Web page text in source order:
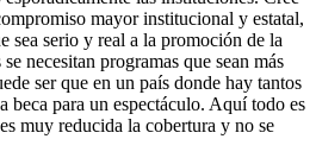
mayor institucional y estatal,
sea serio y real a la promoción de la
necesitan programas que sean más
ser que en un país donde hay tantos
beca para un espectáculo. Aquí todo es
muy reducida la cobertura y no se